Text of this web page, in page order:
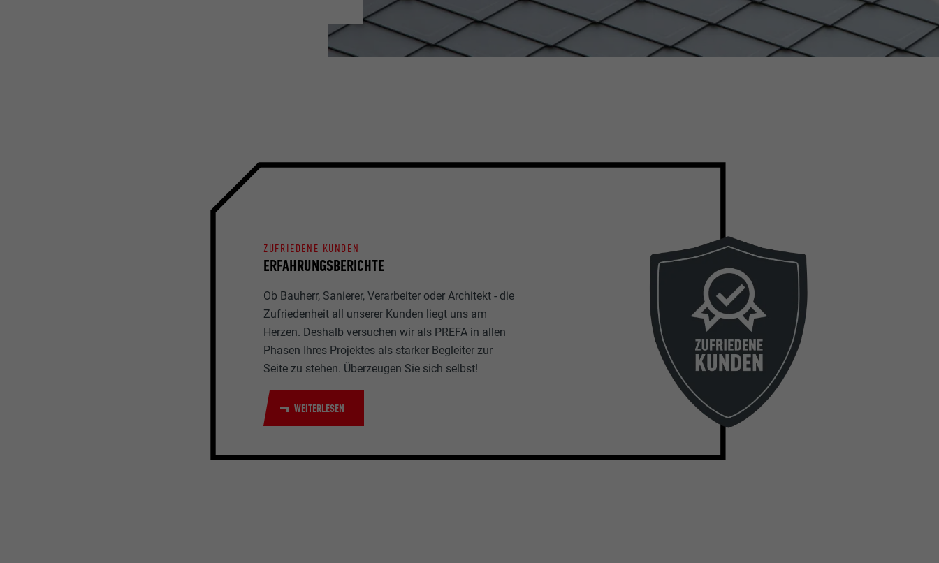
ERFAHRUNGSBERICHTE
ZUFRIEDENE KUNDEN
Ob Bauherr, Sanierer, Verarbeiter oder Architekt - die
Zufriedenheit all unserer Kunden liegt uns am
Herzen. Deshalb versuchen wir als PREFA in allen
Phasen Ihres Projektes als starker Begleiter zur
Seite zu stehen. Überzeugen Sie sich selbst!
WEITERLESEN